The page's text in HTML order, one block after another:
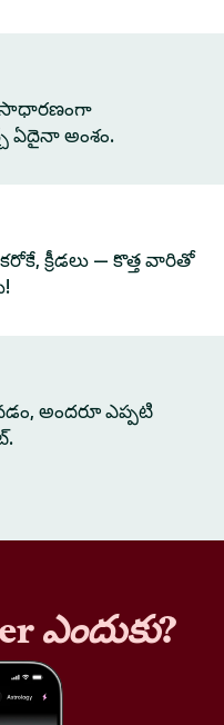
సాధారణంగా
ఏదైనా అంశం.
క్రీడలు — కొత్త వారితో
అందరూ ఎప్పటి
ఎందుకు?